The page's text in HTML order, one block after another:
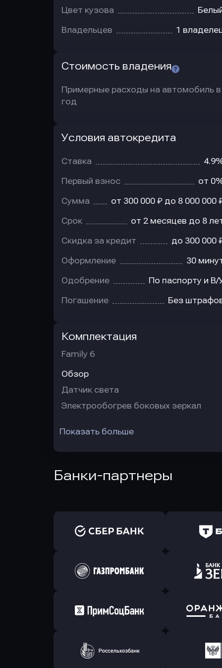
Цвет кузова
Владельцев 1
Стоимость владения
Примерные расходы на автомобиль в
год
Условия автокредита
Ставка
Первый взнос от
Сумма от 300 000 ₽ до 8 000 000
Срок от 2 месяцев до 8
Скидка за кредит до 300 000
Оформление 30
Одобрение По паспорту и В/
Погашение Без
Комплектация
Family 6
Обзор
Датчик света
Электрообогрев боковых зеркал
Показать больше
Банки-партнеры
Оправить заявку
в Сбербанк
в Т-Банк
Оправить заявку
в Газпромбанк
в
Оправить заявку
в Примсоцбанк
в Банк